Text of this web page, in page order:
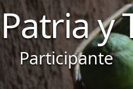
Patria y
Participante